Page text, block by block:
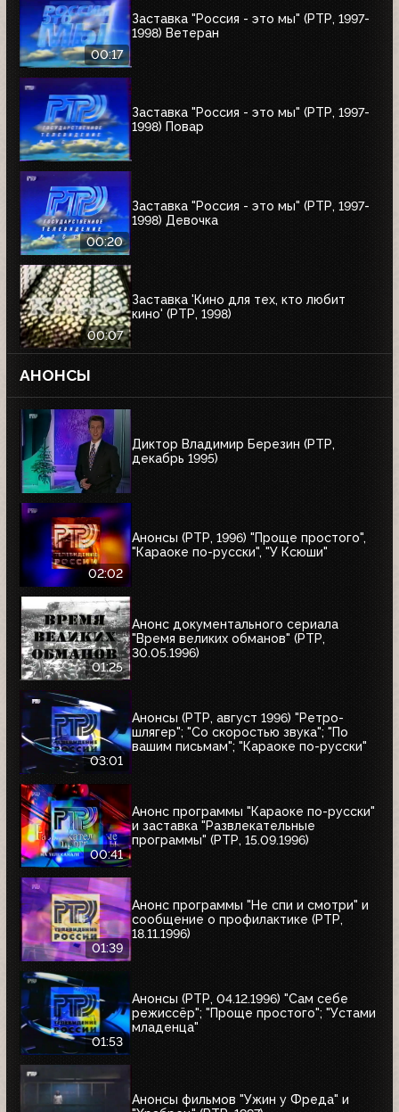
00:17
Заставка "Россия - это мы" (РТР, 1997-
1998) Ветеран
Заставка "Россия - это мы" (РТР, 1997-
1998) Повар
00:20
Заставка "Россия - это мы" (РТР, 1997-
1998) Девочка
00:07
Заставка 'Кино для тех, кто любит
кино' (РТР, 1998)
АНОНСЫ
Диктор Владимир Березин (РТР,
декабрь 1995)
02:02
Анонсы (РТР, 1996) "Проще простого",
"Караоке по-русски", "У Ксюши"
01:25
Анонс документального сериала
"Время великих обманов" (РТР,
30.05.1996)
03:01
Анонсы (РТР, август 1996) "Ретро-
шлягер"; "Со скоростью звука"; "По
вашим письмам"; "Караоке по-русски"
00:41
Анонс программы "Караоке по-русски"
и заставка "Развлекательные
программы" (РТР, 15.09.1996)
01:39
Анонс программы "Не спи и смотри" и
сообщение о профилактике (РТР,
18.11.1996)
01:53
Анонсы (РТР, 04.12.1996) "Сам себе
режиссёр"; "Проще простого"; "Устами
младенца"
Анонсы фильмов "Ужин у Фреда" и